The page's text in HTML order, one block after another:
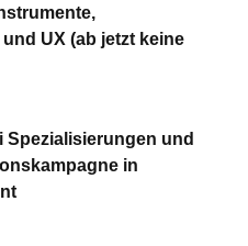
UX (ab jetzt keine
Spezialisierungen und
in